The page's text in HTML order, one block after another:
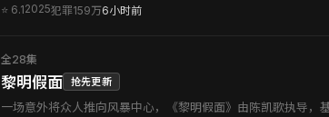
⭐ 6.12025犯罪159万6小时前
全28集
黎明假面 抢先更新
一场意外将众人推向风暴中心，《黎明假面》由陈凯歌执导，